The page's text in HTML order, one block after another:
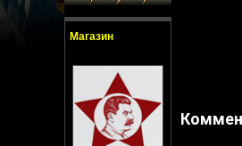
Магазин